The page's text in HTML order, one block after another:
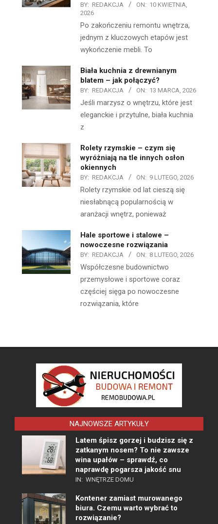
BY: REDAKCJA ON: 10 KWIETNIA,
2026
Po zakończeniu remontu wnętrza,
jednym z kluczowych etapów jest
wykończenie mebli. To
Biała kuchnia z drewnianym
blatem – jak połączyć?
BY: REDAKCJA ON: 13 MARCA, 2026
Jeśli marzysz o wnętrzu, które jest
eleganckie i przytulne, biała kuchnia
z
Rolety rzymskie – czym się
wyróżniają na tle innych osłon
okiennych
BY: REDAKCJA ON: 9 LUTEGO, 2026
Rolety rzymskie od lat cieszą się
niesłabnącą popularnością w
aranżacji wnętrz, ponieważ
Hale sportowe i stalowe –
nowoczesne rozwiązania
BY: REDAKCJA ON: 8 LUTEGO, 2026
Współczesne budownictwo
przemysłowe i sportowe coraz
częściej sięga po nowoczesne
rozwiązania, które
NAJNOWSZE ARTYKUŁY
Latem śpisz gorzej i budzisz się z
zatkanym nosem? To nie zawsze
wina upałów – sprawdź, co
naprawdę pogarsza jakość snu
IN: WNĘTRZE DOMU
Kontener zamiast murowanego
biura. Czemu warto wybrać to
rozwiązanie?